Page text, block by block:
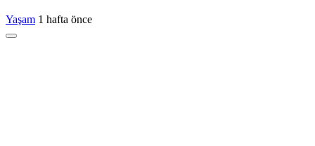
Yaşam 1 hafta önce